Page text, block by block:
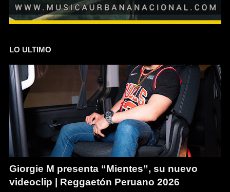
LO ULTIMO
Giorgie M presenta “Mientes”, su nuevo
videoclip | Reggaetón Peruano 2026